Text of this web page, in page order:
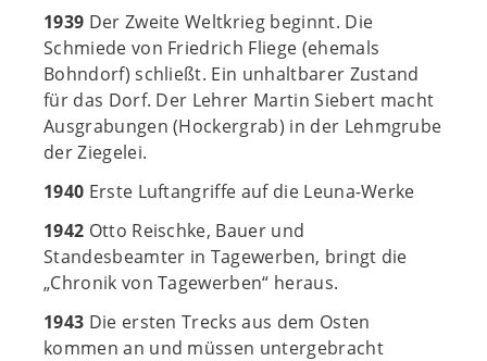
1939 Der Zweite Weltkrieg beginnt. Die
Schmiede von Friedrich Fliege (ehemals
Bohndorf) schließt. Ein unhaltbarer Zustand
für das Dorf. Der Lehrer Martin Siebert macht
Ausgrabungen (Hockergrab) in der Lehmgrube
der Ziegelei.
1940 Erste Luftangriffe auf die Leuna-Werke
1942 Otto Reischke, Bauer und
Standesbeamter in Tagewerben, bringt die
„Chronik von Tagewerben“ heraus.
1943 Die ersten Trecks aus dem Osten
kommen an und müssen untergebracht